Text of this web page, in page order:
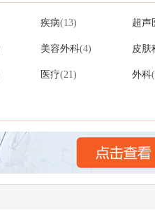
疾病(13) 超声
美容外科(4) 皮肤
医疗(21) 外科